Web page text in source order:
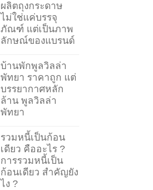
ผลิตถุงกระดาษ
ไม่ใช่แค่บรรจุ
ภัณฑ์ แต่เป็นภาพ
ลักษณ์ของแบรนด์
บ้านพักพูลวิลล่า
พัทยา ราคาถูก แต่
บรรยากาศหลัก
ล้าน พูลวิลล่า
พัทยา
รวมหนี้เป็นก้อน
เดียว คืออะไร ?
การรวมหนี้เป็น
ก้อนเดียว สำคัญยัง
ไง ?